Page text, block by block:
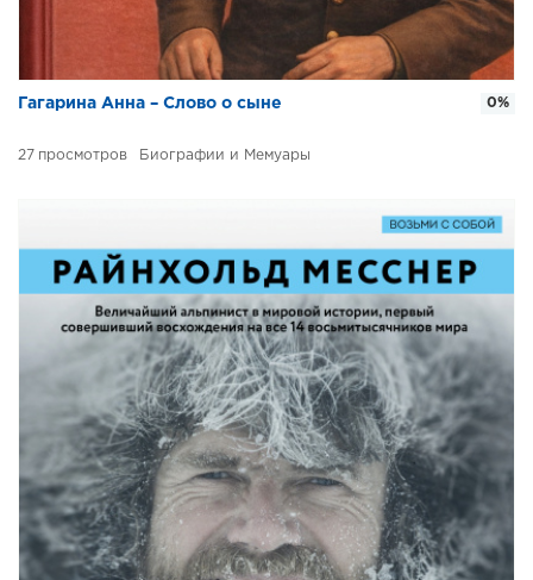
Гагарина Анна – Слово о сыне
27 Биографии и Мемуары
0%